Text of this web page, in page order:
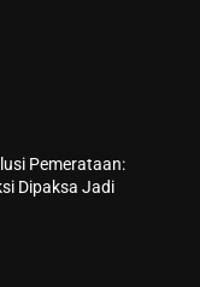
Pemerataan:
Dipaksa Jadi